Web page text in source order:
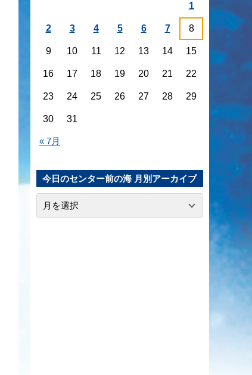
« 7月
1
2 3 4 5 6 7 8
9 10 11 12 13 14 15
16 17 18 19 20 21 22
23 24 25 26 27 28 29
30 31
今日のセンター前の海 月別アーカイブ